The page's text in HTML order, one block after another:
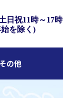
日祝11時～17時
を除く)
その他